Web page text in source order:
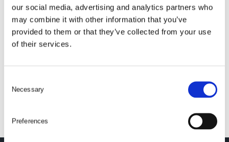
our social media, advertising and analytics partners who
may combine it with other information that you’ve
provided to them or that they’ve collected from your use
of their services.
Necessary
Preferences